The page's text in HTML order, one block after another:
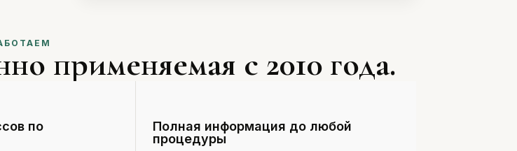
применяемая с 2010 года.
по
Полная информация до любой
процедуры